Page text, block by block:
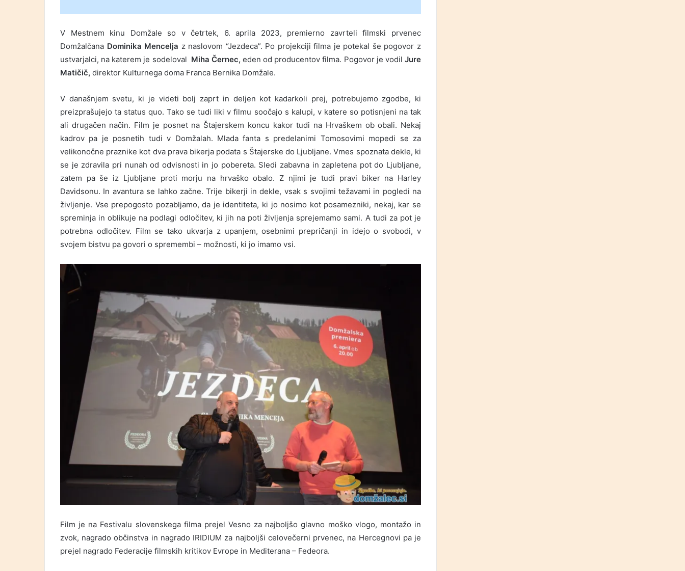
V Mestnem kinu Domžale so v četrtek, 6. aprila 2023, premierno zavrteli filmski prvenec
Domžalčana Dominika Mencelja z naslovom “Jezdeca”. Po projekciji filma je potekal še pogovor z
ustvarjalci, na katerem je sodeloval Miha Černec, eden od producentov filma. Pogovor je vodilJure
Matičič, direktor Kulturnega doma Franca Bernika Domžale.
V današnjem svetu, ki je videti bolj zaprt in deljen kot kadarkoli prej, potrebujemo zgodbe, ki
preizprašujejo ta status quo. Tako se tudi liki v filmu soočajo s kalupi, v katere so potisnjeni na tak
ali drugačen način. Film je posnet na Štajerskem koncu kakor tudi na Hrvaškem ob obali. Nekaj
kadrov pa je posnetih tudi v Domžalah. Mlada fanta s predelanimi Tomosovimi mopedi se za
velikonočne praznike kot dva prava bikerja podata s Štajerske do Ljubljane. Vmes spoznata dekle, ki
se je zdravila pri nunah od odvisnosti in jo pobereta. Sledi zabavna in zapletena pot do Ljubljane,
zatem pa še iz Ljubljane proti morju na hrvaško obalo. Z njimi je tudi pravi biker na Harley
Davidsonu. In avantura se lahko začne. Trije bikerji in dekle, vsak s svojimi težavami in pogledi na
življenje. Vse prepogosto pozabljamo, da je identiteta, ki jo nosimo kot posamezniki, nekaj, kar se
spreminja in oblikuje na podlagi odločitev, ki jih na poti življenja sprejemamo sami. A tudi za pot je
potrebna odločitev. Film se tako ukvarja z upanjem, osebnimi prepričanji in idejo o svobodi, v
svojem bistvu pa govori o spremembi – možnosti, ki jo imamo vsi.
Film je na Festivalu slovenskega filma prejel Vesno za najboljšo glavno moško vlogo, montažo in
zvok, nagrado občinstva in nagrado IRIDIUM za najboljši celovečerni prvenec, na Hercegnovi pa je
prejel nagrado Federacije filmskih kritikov Evrope in Mediterana – Fedeora.